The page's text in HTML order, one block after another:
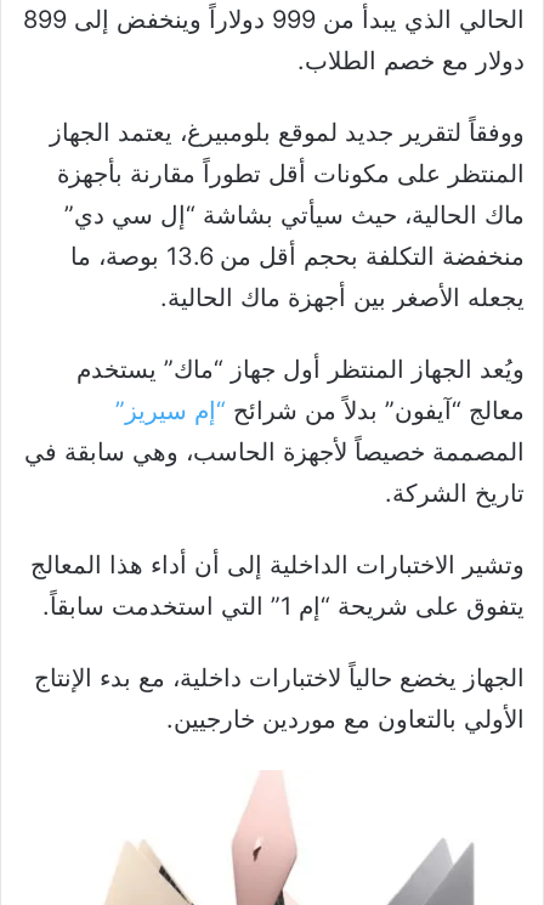
الحالي الذي يبدأ من 999 دولاراً وينخفض إلى 899
دولار مع خصم الطلاب.
ووفقاً لتقرير جديد لموقع بلومبيرغ، يعتمد الجهاز
المنتظر على مكونات أقل تطوراً مقارنة بأجهزة
ماك الحالية، حيث سيأتي بشاشة “إل سي دي”
منخفضة التكلفة بحجم أقل من 13.6 بوصة، ما
يجعله الأصغر بين أجهزة ماك الحالية.
ويُعد الجهاز المنتظر أول جهاز “ماك” يستخدم
معالج “آيفون” بدلاً من شرائح “إم سيريز”
المصممة خصيصاً لأجهزة الحاسب، وهي سابقة في
تاريخ الشركة.
وتشير الاختبارات الداخلية إلى أن أداء هذا المعالج
يتفوق على شريحة “إم 1” التي استخدمت سابقاً.
الجهاز يخضع حالياً لاختبارات داخلية، مع بدء الإنتاج
الأولي بالتعاون مع موردين خارجيين.